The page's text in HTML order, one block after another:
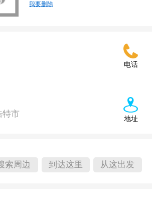
我要删除
电话
地址
特市
索周边 到达这里 从这出发